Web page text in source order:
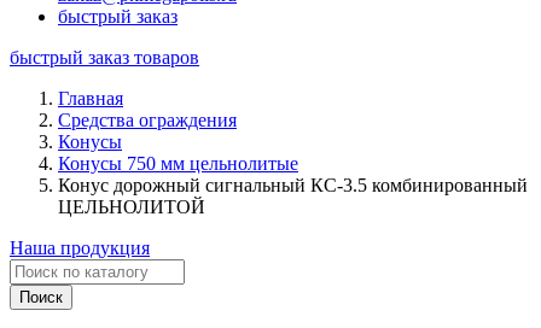
быстрый заказ
быстрый заказ товаров
Главная
Средства ограждения
Конусы
Конусы 750 мм цельнолитые
Конус дорожный сигнальный КС-3.5 комбинированный
ЦЕЛЬНОЛИТОЙ
Наша продукция